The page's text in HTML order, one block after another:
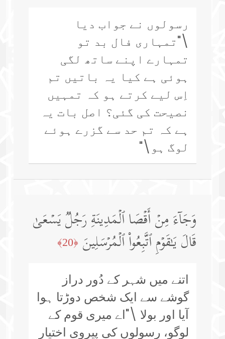
رسولوں نے جواب دیا
\"تمہاری فال بد تو
تمہارے اپنے ساتھ لگی
ہوئی ہے کیا یہ باتیں تم
اِس لیے کرتے ہو کہ تمہیں
نصیحت کی گئی؟ اصل بات یہ
ہے کہ تم حد سے گزرے ہوئے
لوگ ہو\"
وَجَاۤءَ مِنۡ أَقۡصَا ٱلۡمَدِینَةِ رَجُلࣱ یَسۡعَىٰ
قَالَ یَـٰقَوۡمِ ٱتَّبِعُوا۟ ٱلۡمُرۡسَلِینَ ﴿20﴾
اتنے میں شہر کے دُور دراز
گوشے سے ایک شخص دوڑتا ہوا
آیا اور بولا \"اے میری قوم کے
لوگو، رسولوں کی پیروی اختیار